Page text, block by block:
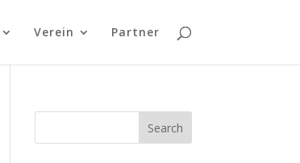
Verein Partner
Search